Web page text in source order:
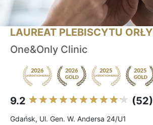
LAUREAT PLEBISCYTU ORŁY
One&Only Clinic
9.2 (52)
Gdańsk, Ul. Gen. W. Andersa 24/U1